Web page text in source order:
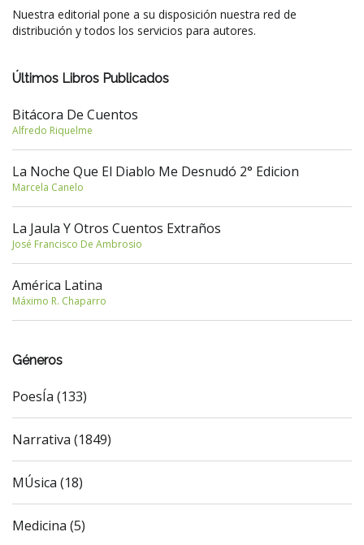
Nuestra editorial pone a su disposición nuestra red de
distribución y todos los servicios para autores.
Últimos Libros Publicados
Bitácora De Cuentos
Alfredo Riquelme
La Noche Que El Diablo Me Desnudó 2° Edicion
Marcela Canelo
La Jaula Y Otros Cuentos Extraños
José Francisco De Ambrosio
América Latina
Máximo R. Chaparro
Géneros
PoesÍa (133)
Narrativa (1849)
MÚsica (18)
Medicina (5)